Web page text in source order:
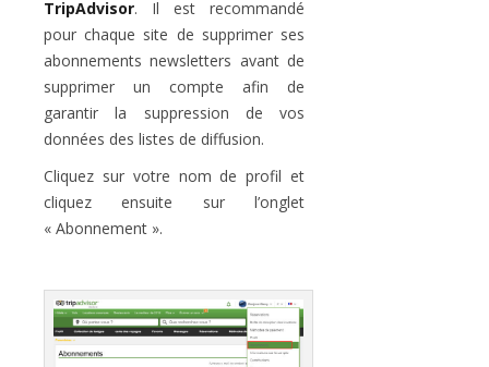
TripAdvisor. Il est recommandé
pour chaque site de supprimer ses
abonnements newsletters avant de
supprimer un compte afin de
garantir la suppression de vos
données des listes de diffusion.
Cliquez sur votre nom de profil et
cliquez ensuite sur l’onglet
« Abonnement ».